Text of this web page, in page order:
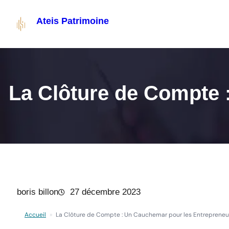
Ateis Patrimoine
Optimisation fiscale
La Clôture de
boris billon 27 décembre 2023
Accueil » La Clôture de Compte : Un Cauchemar pour les